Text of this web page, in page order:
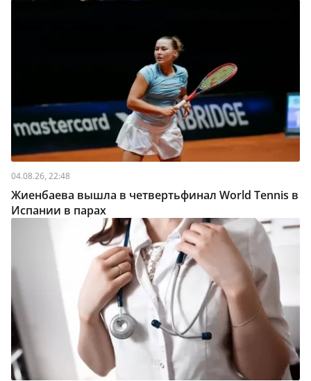
04.08.26, 22:48
Жиенбаева вышла в четвертьфинал World Tennis в
Испании в парах